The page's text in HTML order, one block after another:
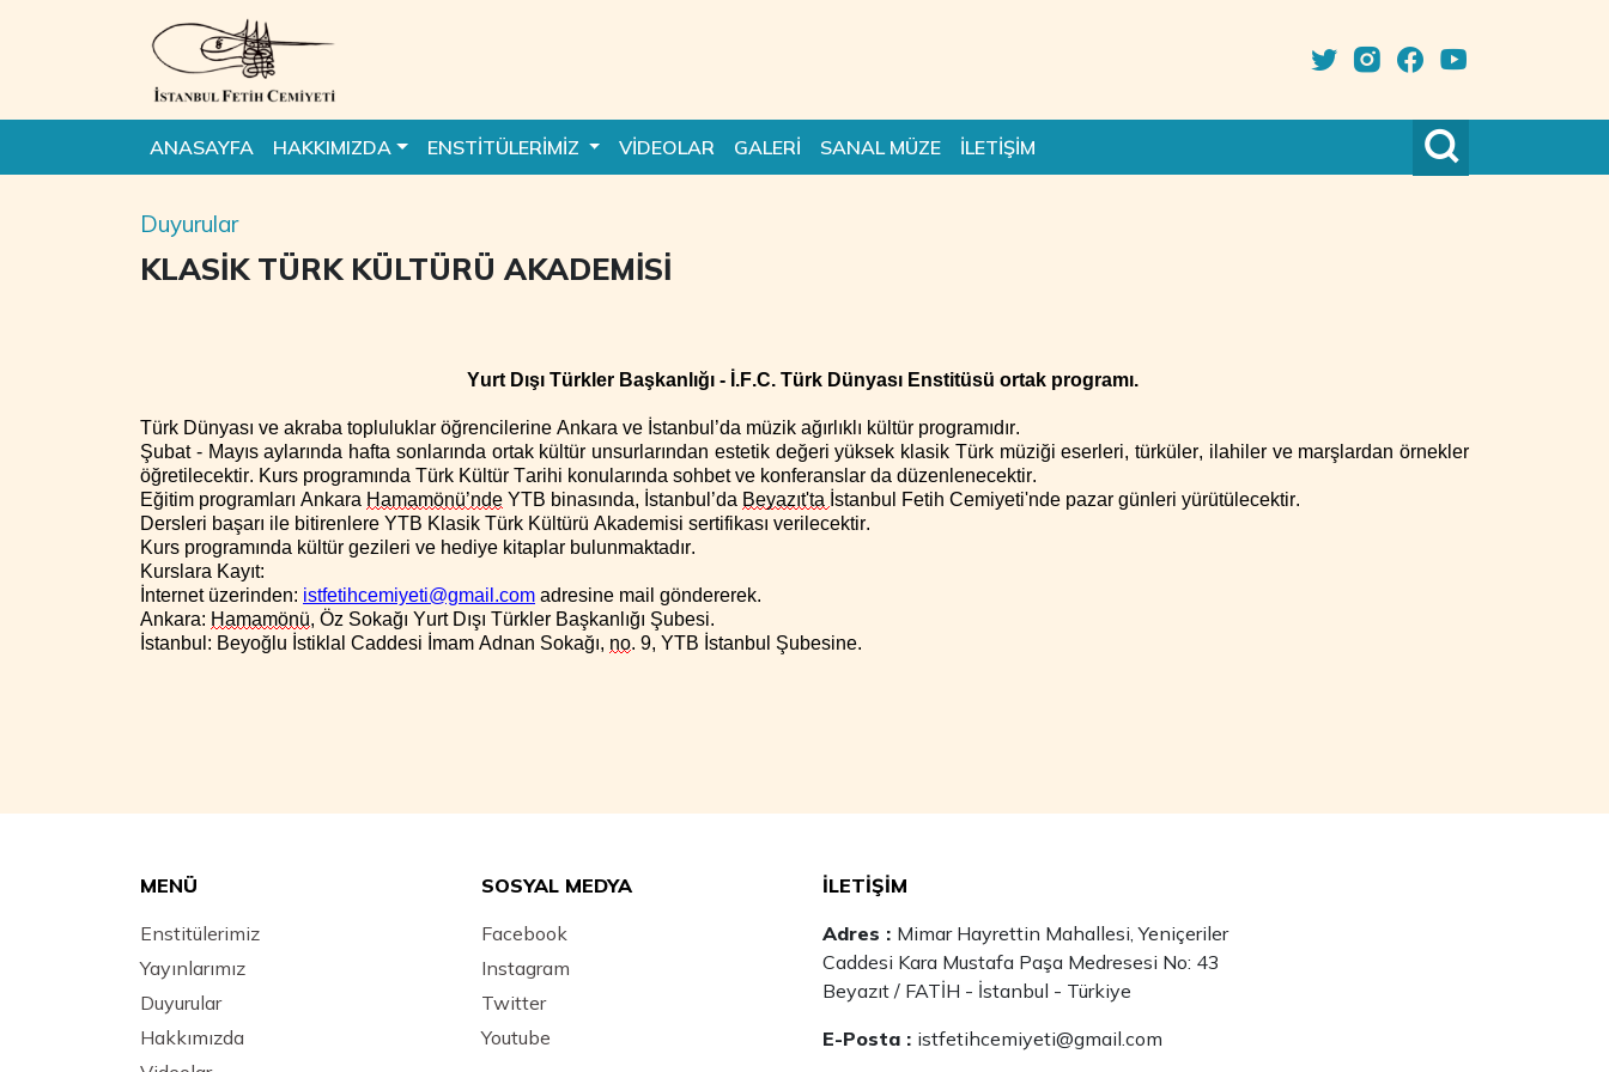
ANASAYFA HAKKIMIZDA ENSTİTÜLERİMİZ VİDEOLAR GALERİ SANAL MÜZE İLETİŞİM
Duyurular
KLASİK TÜRK KÜLTÜRÜ AKADEMİSİ
Yurt Dışı Türkler Başkanlığı - İ.F.C. Türk Dünyası Enstitüsü ortak programı.
Türk Dünyası ve akraba topluluklar öğrencilerine Ankara ve İstanbul’da müzik ağırlıklı kültür programıdır.
Şubat - Mayıs aylarında hafta sonlarında ortak kültür unsurlarından estetik değeri yüksek klasik Türk müziği eserleri, türküler, ilahiler ve marşlardan örnekler
öğretilecektir. Kurs programında Türk Kültür Tarihi konularında sohbet ve konferanslar da düzenlenecektir.
Eğitim program ları Ankara Hamamönü’nde YTB binasında, İstanbul’da Beyazıt'ta İstanbul Fetih Cemiyeti'nde pazar günleri yürütülecektir.
Dersleri başarı ile bitirenlere YTB Klasik Türk Kültürü Akademisi sertifikası verilecektir.
Kurs programında kültür gezileri ve hediye kitaplar bulunmaktadır.
Kurslara Kayıt:
İnternet üzerinden: istfetihcemiyeti@gmail.com adresine mail göndererek.
Ankara: Hamamönü, Öz Sokağı Yurt Dışı Türkler Başkanlığı Şubesi.
İstanbul: Beyoğlu İstiklal Caddesi İmam Adnan Sokağı, no. 9, YTB İstanbul Şubesine.
MENÜ
Enstitülerimiz
Yayınlarımız
Duyurular
Hakkımızda
SOSYAL MEDYA
Facebook
Instagram
Twitter
Youtube
İLETİŞİM
Adres : Mimar Hayrettin Mahallesi, Yeniçeriler
Caddesi Kara Mustafa Paşa Medresesi No: 43
Beyazıt / FATİH - İstanbul - Türkiye
E-Posta : istfetihcemiyeti@gmail.com